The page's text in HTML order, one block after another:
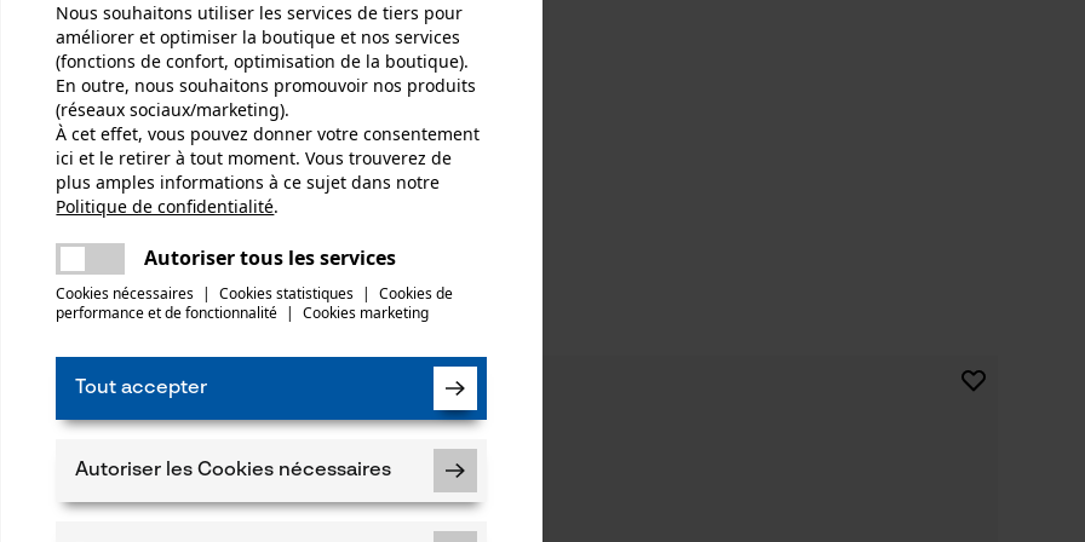
586.0 g
Saison
Articles pour toute l'année
Optique/motif
couleur unie
63 cm
283 6116 ou par e-mail à info-ch@kox.eu.
Recommander ce produit
acheté
Nous souhaitons utiliser les services de tiers pour
améliorer et optimiser la boutique et nos services
(fonctions de confort, optimisation de la boutique).
En outre, nous souhaitons promouvoir nos produits
(réseaux sociaux/marketing).
À cet effet, vous pouvez donner votre consentement
ici et le retirer à tout moment. Vous trouverez de
plus amples informations à ce sujet dans notre
Politique de confidentialité.
Autoriser tous les services
Cookies nécessaires | Cookies statistiques |
Cookies de
performance et de fonctionnalité | Cookies marketing
Tout accepter
Autoriser les Cookies nécessaires
Une erreur s'est produite. Veuillez essayer
encore.
partager